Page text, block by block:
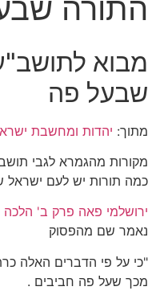
התורה
מבוא
שבעל פה
מתוך: יהדות ומחשבת
מקורות מהגמרא לגבי
כמה תורות יש לעם ישראל
ירושלמי פאה פרק ב' הלכה
נאמר שם מהפסוק
"כי על פי הדברים האלה
מכך שעל פה חביבים .